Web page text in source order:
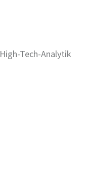
High-Tech-Analytik